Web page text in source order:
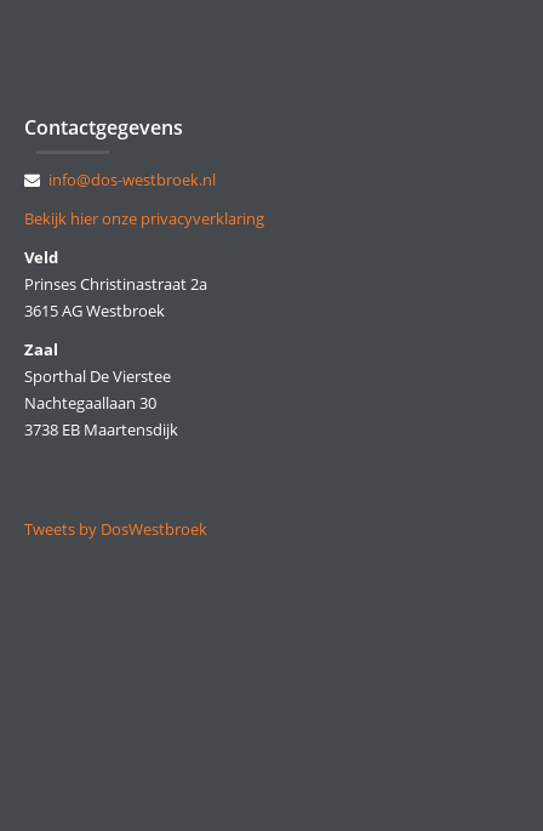
Contactgegevens
info@dos-westbroek.nl
Bekijk hier onze privacyverklaring
Veld
Prinses Christinastraat 2a
3615 AG Westbroek
Zaal
Sporthal De Vierstee
Nachtegaallaan 30
3738 EB Maartensdijk
Tweets by DosWestbroek